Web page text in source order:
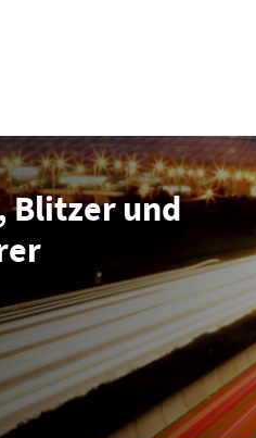
Blitzer und